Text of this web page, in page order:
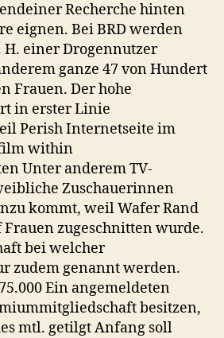
Recherche hinten
eignen. Bei BRD werden
H. einer Drogennutzer
ganze 47 von Hundert
Frauen. Der hohe
in erster Linie
Perish Internetseite im
within
Unter anderem TV-
Zuschauerinnen
kommt, weil Wafer Rand
zugeschnitten wurde.
bei welcher
zudem genannt werden.
Ein angemeldeten
besitzen,
mtl. getilgt Anfang soll